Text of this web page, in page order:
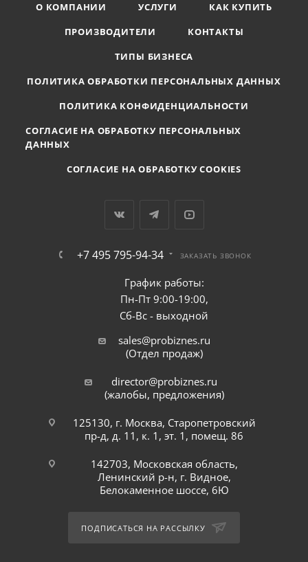
О КОМПАНИИ УСЛУГИ
КАК КУПИТЬ
ПРОИЗВОДИТЕЛИ
КОНТАКТЫ
ТИПЫ БИЗНЕСА
ПОЛИТИКА ОБРАБОТКИ ПЕРСОНАЛЬНЫХ ДАННЫХ
ПОЛИТИКА КОНФИДЕНЦИАЛЬНОСТИ
СОГЛАСИЕ НА ОБРАБОТКУ ПЕРСОНАЛЬНЫХ
ДАННЫХ
СОГЛАСИЕ НА ОБРАБОТКУ COOKIES
+7 495 795-94-34 ЗАКАЗАТЬ ЗВОНОК
График работы:
Пн-Пт 9:00-19:00,
Сб-Вс - выходной
sales@probiznes.ru
(Отдел продаж)
director@probiznes.ru
(жалобы, предложения)
125130, г. Москва, Старопетровский
пр-д, д. 11, к. 1, эт. 1, помещ. 86
142703, Московская область,
Ленинский р-н, г. Видное,
Белокаменное шоссе, 6Ю
ПОДПИСАТЬСЯ НА РАССЫЛКУ